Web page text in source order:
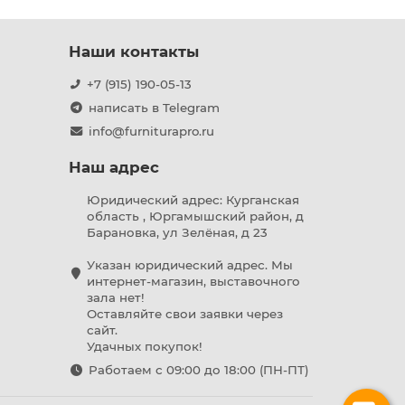
Наши контакты
+7 (915) 190-05-13
написать в Telegram
info@furniturapro.ru
Наш адрес
Юридический адрес: Курганская
область , Юргамышский район, д
Барановка, ул Зелёная, д 23
Указан юридический адрес. Мы
интернет-магазин, выставочного
зала нет!
Оставляйте свои заявки через
сайт.
Удачных покупок!
Работаем с 09:00 до 18:00 (ПН-ПТ)